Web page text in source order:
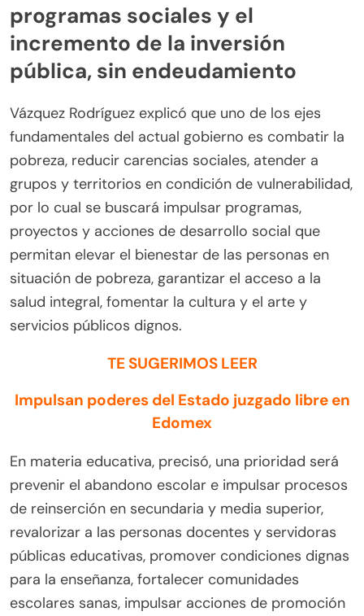
programas sociales y el
incremento de la inversión
pública, sin endeudamiento
Vázquez Rodríguez explicó que uno de los ejes
fundamentales del actual gobierno es combatir la
pobreza, reducir carencias sociales, atender a
grupos y territorios en condición de vulnerabilidad,
por lo cual se buscará impulsar programas,
proyectos y acciones de desarrollo social que
permitan elevar el bienestar de las personas en
situación de pobreza, garantizar el acceso a la
salud integral, fomentar la cultura y el arte y
servicios públicos dignos.
TE SUGERIMOS LEER
Impulsan poderes del Estado juzgado libre en
Edomex
En materia educativa, precisó, una prioridad será
prevenir el abandono escolar e impulsar procesos
de reinserción en secundaria y media superior,
revalorizar a las personas docentes y servidoras
públicas educativas, promover condiciones dignas
para la enseñanza, fortalecer comunidades
escolares sanas, impulsar acciones de promoción